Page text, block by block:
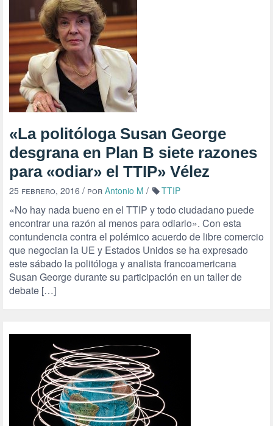
«La politóloga Susan George
desgrana en Plan B siete razones
para «odiar» el TTIP» Vélez
25 febrero, 2016 / por Antonio M / TTIP
«No hay nada bueno en el TTIP y todo ciudadano puede
encontrar una razón al menos para odiarlo». Con esta
contundencia contra el polémico acuerdo de libre comercio
que negocian la UE y Estados Unidos se ha expresado
este sábado la politóloga y analista francoamericana
Susan George durante su participación en un taller de
debate […]